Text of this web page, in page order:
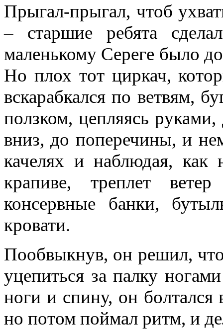
Прыгал-прыгал, чтоб
– старшие ребята
маленькому Сереге было
Но плох тот циркач,
вскарабкался по ветвям,
ползком, цепляясь
вниз, до поперечины, и
качелях и наблюдая, как
крапиве, треплет
консервные банки,
кровати.
Пообвыкнув, он решил,
уцепиться за палку
ноги и спину, он болтался
но потом поймал ритм, и